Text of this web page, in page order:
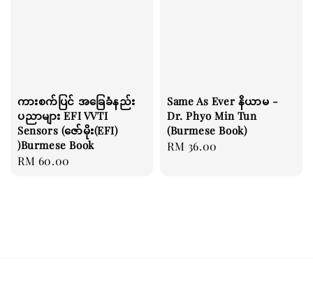
ကားစက်ပြင် အခြေခံနည်း
ပညာများ EFI VVTI
Sensors (ဇော်မိုး(EFI)
)Burmese Book
Regular
RM 60.00
Same As Ever နိယာမ -
Dr. Phyo Min Tun
(Burmese Book)
Regular
RM 36.00